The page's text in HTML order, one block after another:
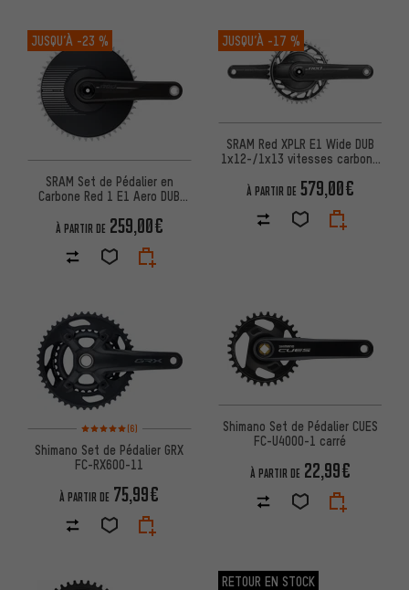
JUSQU’À -23 %
SRAM Set de Pédalier en
Carbone Red 1 E1 Aero DUB
À PARTIR DE 259,00€
JUSQU’À -17 %
SRAM Red XPLR E1 Wide DUB
1x12-/1x13 vitesses carbone
À PARTIR DE 579,00€
Note moyenne : 5 sur 5 d'après 6 avis
(6)
Shimano Set de Pédalier GRX
FC-RX600-11
À PARTIR DE 75,99€
Shimano Set de Pédalier CUES
FC-U4000-1 carré
À PARTIR DE 22,99€
RETOUR EN STOCK